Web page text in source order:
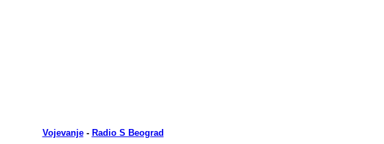
Vojevanje- Radio S Beograd